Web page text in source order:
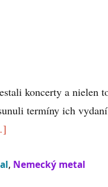
koncerty a nielen
termíny ich
, Nemecký metal